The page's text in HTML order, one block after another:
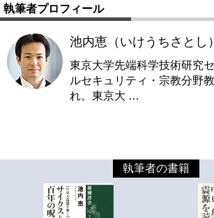
執筆者プロフィール
池内恵（いけうちさとし）
東京大学先端科学技術研究
ルセキュリティ・宗教分野
れ。東京大 …
執筆者の書籍